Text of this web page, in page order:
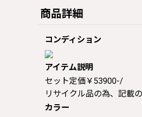
商品詳細
コンディション
アイテム説明
セット定価￥53900-/
リサイクル品の為、記載
カラー